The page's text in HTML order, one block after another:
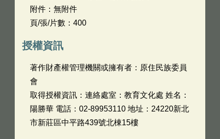
附件：無附件
頁/張/片數：400
授權資訊
著作財產權管理機關或擁有者：原住民族委員
會
取得授權資訊：連絡處室：教育文化處 姓名：
陽勝華 電話：02-89953110 地址：24220新北
市新莊區中平路439號北棟15樓